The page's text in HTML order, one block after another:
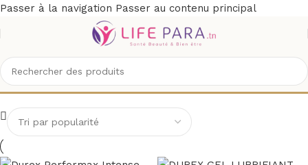
Passer à la navigation Passer au contenu principal
DUREX